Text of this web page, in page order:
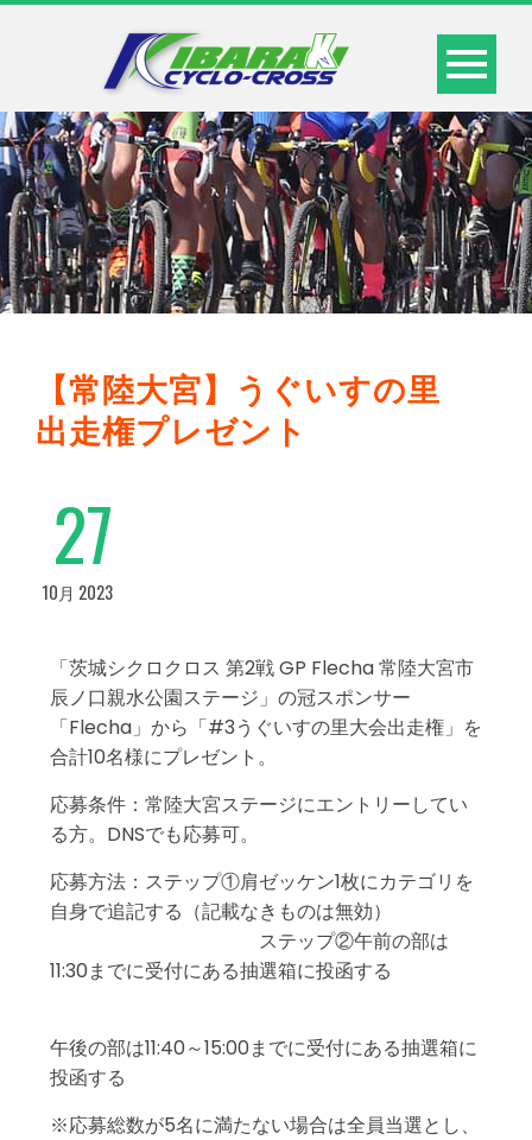
【常陸大宮】うぐいすの里
出走権プレゼント
27
10月 2023
「茨城シクロクロス 第2戦 GP Flecha 常陸大宮市
辰ノ口親水公園ステージ」の冠スポンサー
「Flecha」から「#3うぐいすの里大会出走権」を
合計10名様にプレゼント。
応募条件：常陸大宮ステージにエントリーしてい
る方。DNSでも応募可。
応募方法：ステップ①肩ゼッケン1枚にカテゴリを
自身で追記する（記載なきものは無効）
ステップ②午前の部は
11:30までに受付にある抽選箱に投函する
午後の部は11:40～15:00までに受付にある抽選箱に
投函する
※応募総数が5名に満たない場合は全員当選とし、